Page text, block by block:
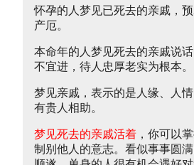
怀孕的人梦见已死去的亲戚，
产厄。
本命年的人梦见死去的亲戚说
不宜进，待人忠厚老实为根本。
梦见亲戚，表示的是人缘、人
有贵人相助。
梦见死去的亲戚活着 ，你可以
制别他人的意志。看似事事圆